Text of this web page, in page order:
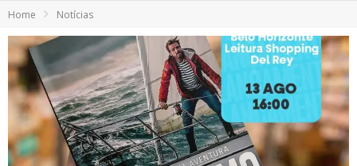
Uberlândia recebe estreia nacional de espetáculo inspirado em episódio marcante da vida de Friedrich Nietzsche
Agosto Dourado: apoio, informação e acolhimento fortalecem o sucesso da amamentação
Home Notícias